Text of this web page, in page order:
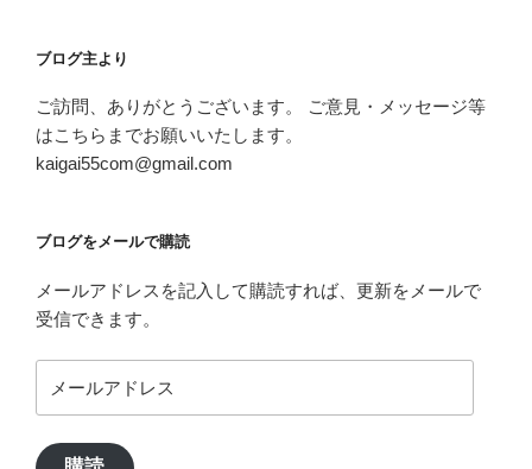
ブログ主より
ご訪問、ありがとうございます。 ご意見・メッセージ等
はこちらまでお願いいたします。
kaigai55com@gmail.com
ブログをメールで購読
メールアドレスを記入して購読すれば、更新をメールで
受信できます。
ー
ア